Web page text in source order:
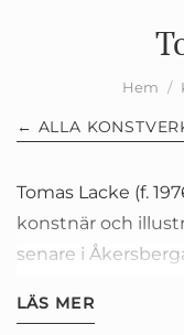
Hem /
← ALLA
Tomas Lacke (f.
konstnär och
senare i
LÄS MER